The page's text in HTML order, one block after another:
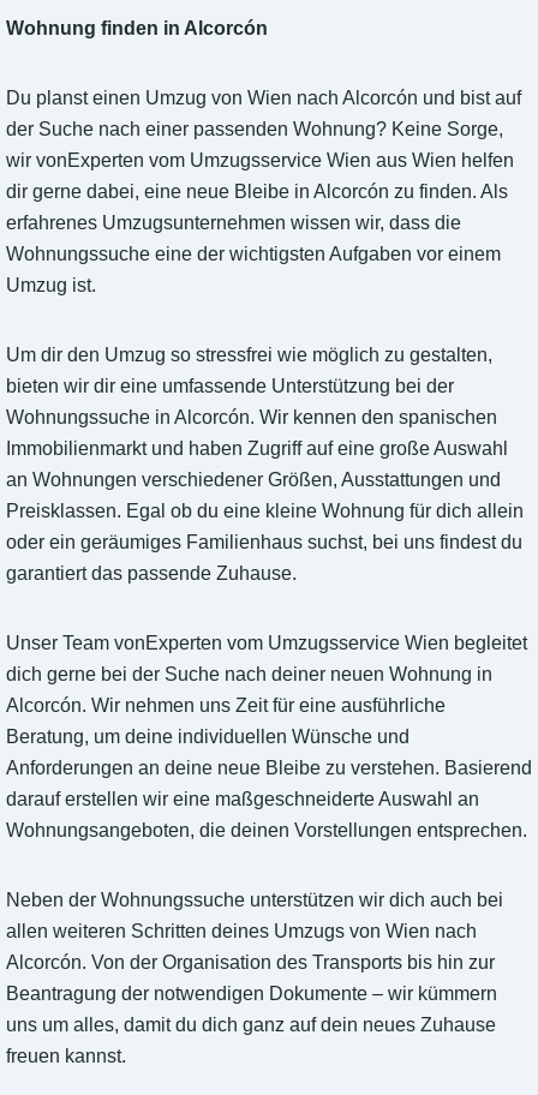
Wohnung finden in Alcorcón
Du planst einen Umzug von Wien nach Alcorcón und bist auf
der Suche nach einer passenden Wohnung? Keine Sorge,
wir vonExperten vom Umzugsservice Wien aus Wien helfen
dir gerne dabei, eine neue Bleibe in Alcorcón zu finden. Als
erfahrenes Umzugsunternehmen wissen wir, dass die
Wohnungssuche eine der wichtigsten Aufgaben vor einem
Umzug ist.
Um dir den Umzug so stressfrei wie möglich zu gestalten,
bieten wir dir eine umfassende Unterstützung bei der
Wohnungssuche in Alcorcón. Wir kennen den spanischen
Immobilienmarkt und haben Zugriff auf eine große Auswahl
an Wohnungen verschiedener Größen, Ausstattungen und
Preisklassen. Egal ob du eine kleine Wohnung für dich allein
oder ein geräumiges Familienhaus suchst, bei uns findest du
garantiert das passende Zuhause.
Unser Team vonExperten vom Umzugsservice Wien begleitet
dich gerne bei der Suche nach deiner neuen Wohnung in
Alcorcón. Wir nehmen uns Zeit für eine ausführliche
Beratung, um deine individuellen Wünsche und
Anforderungen an deine neue Bleibe zu verstehen. Basierend
darauf erstellen wir eine maßgeschneiderte Auswahl an
Wohnungsangeboten, die deinen Vorstellungen entsprechen.
Neben der Wohnungssuche unterstützen wir dich auch bei
allen weiteren Schritten deines Umzugs von Wien nach
Alcorcón. Von der Organisation des Transports bis hin zur
Beantragung der notwendigen Dokumente – wir kümmern
uns um alles, damit du dich ganz auf dein neues Zuhause
freuen kannst.